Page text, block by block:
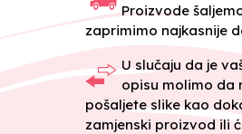
Proizvode
zaprimimo najkasnije
U slučaju da je
opisu molimo da
pošaljete slike kao
zamjenski proizvod ili